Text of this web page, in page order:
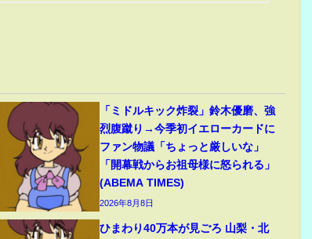
「ミドルキック炸裂」鈴木優磨、強
烈腹蹴り→今季初イエローカードに
ファン物議「ちょっと厳しいな」
「開幕戦からお祖母様に怒られる」
(ABEMA TIMES)
2026年8月8日
ひまわり40万本が見ごろ 山梨・北